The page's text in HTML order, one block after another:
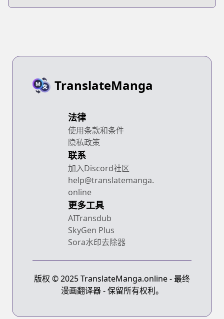
TranslateManga
法律
使用条款和条件
隐私政策
联系
加入Discord社区
help@translatemanga.
online
更多工具
AITransdub
SkyGen Plus
Sora水印去除器
版权 © 2025 TranslateManga.online - 最终
漫画翻译器 - 保留所有权利。